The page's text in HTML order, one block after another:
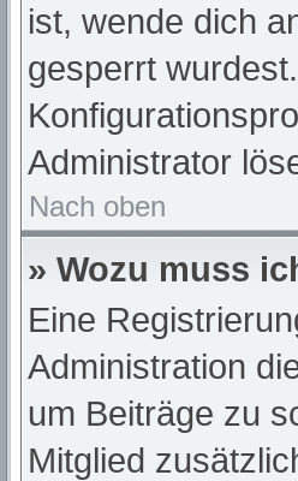
ist, wende dich
gesperrt
Administrator
Nach oben
» Wozu muss
Eine
Administration
um Beiträge zu
Mitglied